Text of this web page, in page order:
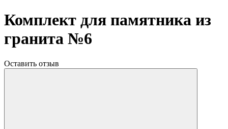
Комплект для памятника из
гранита №6
Оставить отзыв